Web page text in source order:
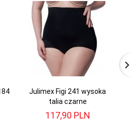
Julimex Figi 241 wysoka
talia czarne
117,90 PLN